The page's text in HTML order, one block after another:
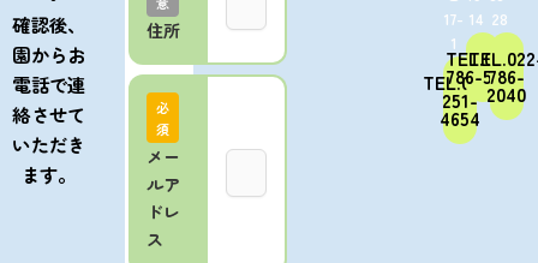
確認後、
園からお
電話で連
絡させて
いただき
ます。
住所
必
須
メー
ルア
ドレ
ス
17-
1
TEL.022-
251-
4654
14
TEL.022-
786-5650
28
786-
2040